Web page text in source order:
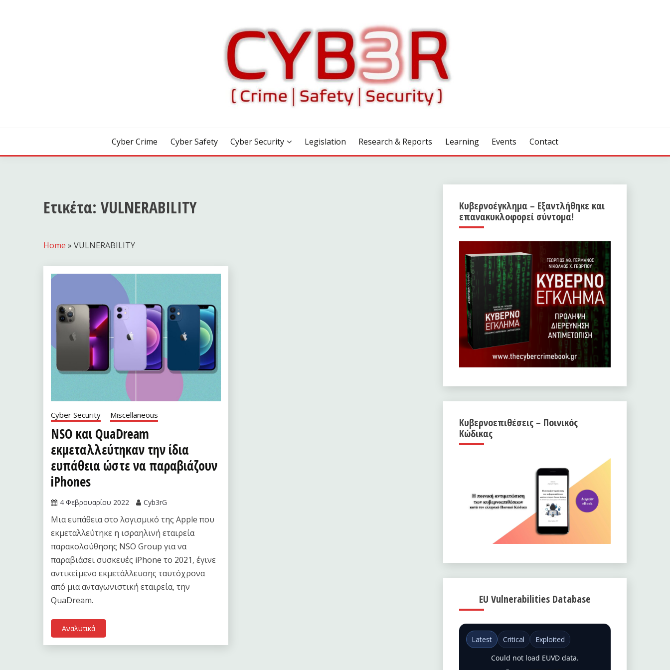
Cyber Crime Cyber Safety Cyber Security Legislation Research & Reports Learning Events Contact
Ετικέτα: VULNERABILITY
Home » VULNERABILITY
Cyber Security Miscellaneous
NSO και QuaDream
εκμεταλλεύτηκαν την ίδια
ευπάθεια ώστε να παραβιάζουν
iPhones
4 Φεβρουαρίου 2022 Cyb3rG
Μια ευπάθεια στο λογισμικό της Apple που
εκμεταλλεύτηκε η ισραηλινή εταιρεία
παρακολούθησης NSO Group για να
παραβιάσει συσκευές iPhone το 2021, έγινε
αντικείμενο εκμετάλλευσης ταυτόχρονα
από μια ανταγωνιστική εταιρεία, την
QuaDream.
Αναλυτικά
Κυβερνοέγκλημα – Εξαντλήθηκε και
επανακυκλοφορεί σύντομα!
Κυβερνοεπιθέσεις – Ποινικός
Κώδικας
EU Vulnerabilities Database
Latest Critical
Exploited
Could not load EUVD data.